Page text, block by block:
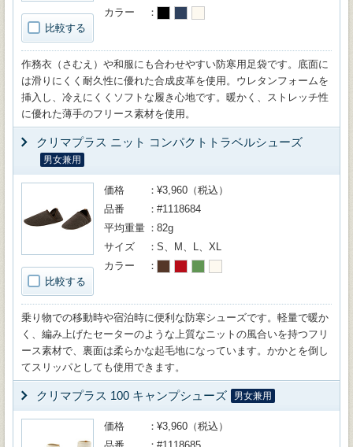
比較する
カラー
作務衣（さむえ）や和服にも合わせやすい防寒用足袋です。底面に
は滑りにくく耐久性に優れた合成皮革を使用。ウレタンフォームを
挿入し、冷えにくくソフトな履き心地です。暖かく、ストレッチ性
に優れた薄手のフリース素材を使用。
クリマプラス ニット コンパクトトラベルシューズ
男女兼用
比較する
価格
¥3,960（税込）
品番
#1118684
平均重量
82g
サイズ
S、M、L、XL
カラー
乗り物での移動時や宿泊時に便利な防寒シューズです。軽量で暖か
く、編み上げたセーターのような上質なニットの風合いを持つフリ
ース素材で、裏面は柔らかな起毛地になっています。かかとを倒し
てスリッパとしても使用できます。
クリマプラス 100 キャンプシューズ 男女兼用
価格
¥3,960（税込）